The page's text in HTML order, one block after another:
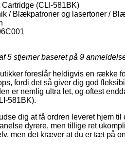
Cartridge (CLI-581BK)
/ Blækpatroner og lasertoner /
5 stjerner baseret på 9
foreslår heldigvis en række
fordi det så giver dig god
er nemlig ultra let, og oftest
581BK).
dig at få ordren leveret hjem
dyrere, men tillige ret
men det kræver at du er tæt på